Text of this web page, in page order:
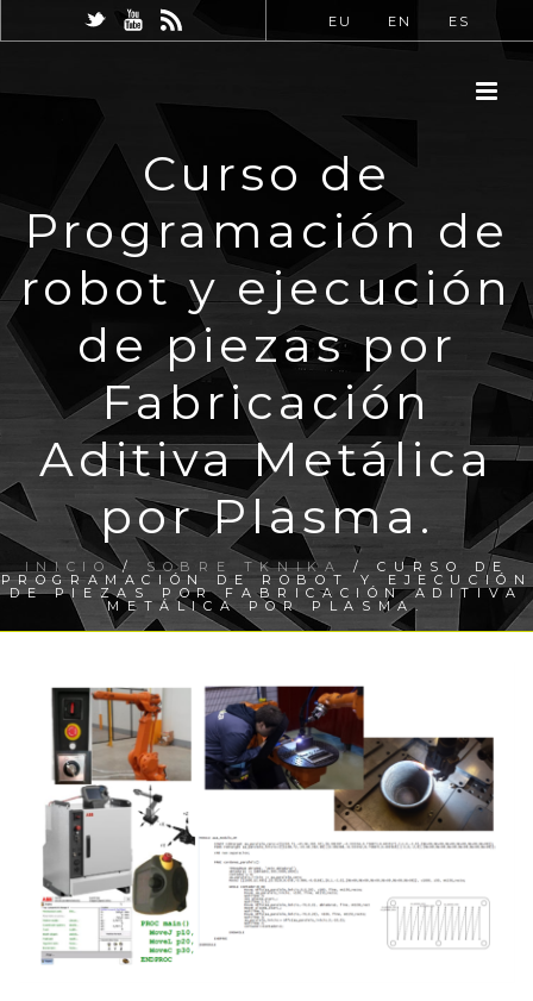
EU EN ES
Curso de
Programación de
robot y ejecución
de piezas por
Fabricación
Aditiva Metálica
por Plasma.
INICIO/ SOBRE TKNIKA / CURSO DE
PROGRAMACIÓN DE ROBOT Y EJECUCIÓN
DE PIEZAS POR FABRICACIÓN ADITIVA
METÁLICA POR PLASMA.